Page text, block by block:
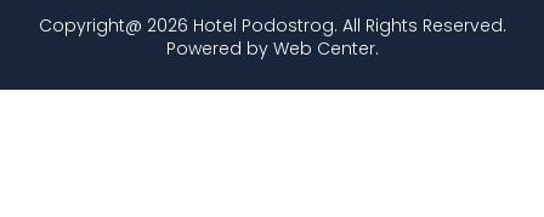
Copyright@ 2026 Hotel Podostrog. All Rights Reserved.
Powered by Web Center.